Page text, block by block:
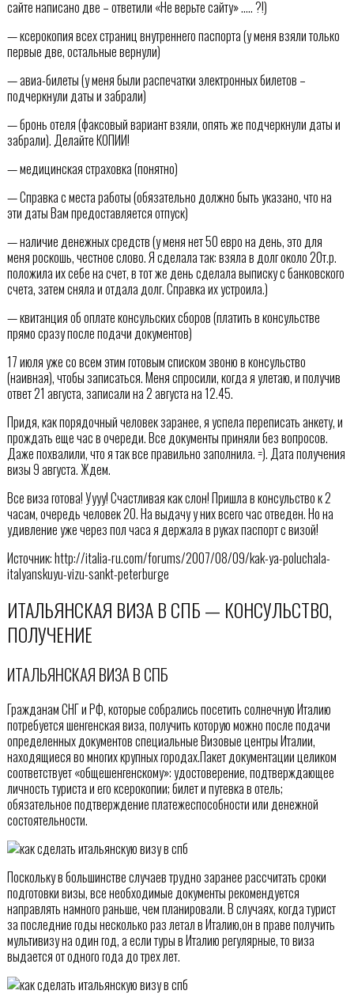
сайте написано две – ответили «Не верьте сайту» ….. ?!)
— ксерокопия всех страниц внутреннего паспорта (у меня взяли только
первые две, остальные вернули)
— авиа-билеты (у меня были распечатки электронных билетов –
подчеркнули даты и забрали)
— бронь отеля (факсовый вариант взяли, опять же подчеркнули даты и
забрали). Делайте КОПИИ!
— медицинская страховка (понятно)
— Справка с места работы (обязательно должно быть указано, что на
эти даты Вам предоставляется отпуск)
— наличие денежных средств (у меня нет 50 евро на день, это для
меня роскошь, честное слово. Я сделала так: взяла в долг около 20т.р.
положила их себе на счет, в тот же день сделала выписку с банковского
счета, затем сняла и отдала долг. Справка их устроила.)
— квитанция об оплате консульских сборов (платить в консульстве
прямо сразу после подачи документов)
17 июля уже со всем этим готовым списком звоню в консульство
(наивная), чтобы записаться. Меня спросили, когда я улетаю, и получив
ответ 21 августа, записали на 2 августа на 12.45.
Придя, как порядочный человек заранее, я успела переписать анкету, и
прождать еще час в очереди. Все документы приняли без вопросов.
Даже похвалили, что я так все правильно заполнила. =). Дата получения
визы 9 августа. Ждем.
Все виза готова! Уууу! Счастливая как слон! Пришла в консульство к 2
часам, очередь человек 20. На выдачу у них всего час отведен. Но на
удивление уже через пол часа я держала в руках паспорт с визой!
Источник: http://italia-ru.com/forums/2007/08/09/kak-ya-poluchala-
italyanskuyu-vizu-sankt-peterburge
ИТАЛЬЯНСКАЯ ВИЗА В СПБ — КОНСУЛЬСТВО,
ПОЛУЧЕНИЕ
ИТАЛЬЯНСКАЯ ВИЗА В СПБ
Гражданам СНГ и РФ, которые собрались посетить солнечную Италию
потребуется шенгенская виза, получить которую можно после подачи
определенных документов специальные Визовые центры Италии,
находящиеся во многих крупных городах.Пакет документации целиком
соответствует «общешенгенскому»: удостоверение, подтверждающее
личность туриста и его ксерокопии; билет и путевка в отель;
обязательное подтверждение платежеспособности или денежной
состоятельности.
Поскольку в большинстве случаев трудно заранее рассчитать сроки
подготовки визы, все необходимые документы рекомендуется
направлять намного раньше, чем планировали. В случаях, когда турист
за последние годы несколько раз летал в Италию,он в праве получить
мультивизу на один год, а если туры в Италию регулярные, то виза
выдается от одного года до трех лет.